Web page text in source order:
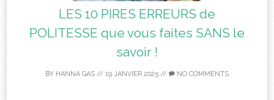
LES 10 PIRES ERREURS de
POLITESSE que vous faites SANS le
savoir !
BY HANNA GAS // 19 JANVIER 2025 // NO COMMENTS